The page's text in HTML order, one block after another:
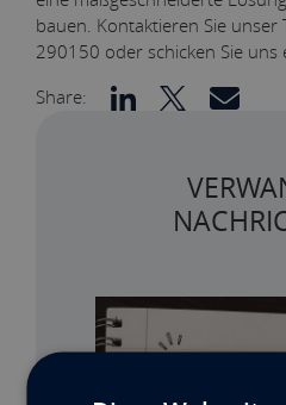
bauen. Kontaktieren Sie
290150 oder schicken Sie uns
Share: